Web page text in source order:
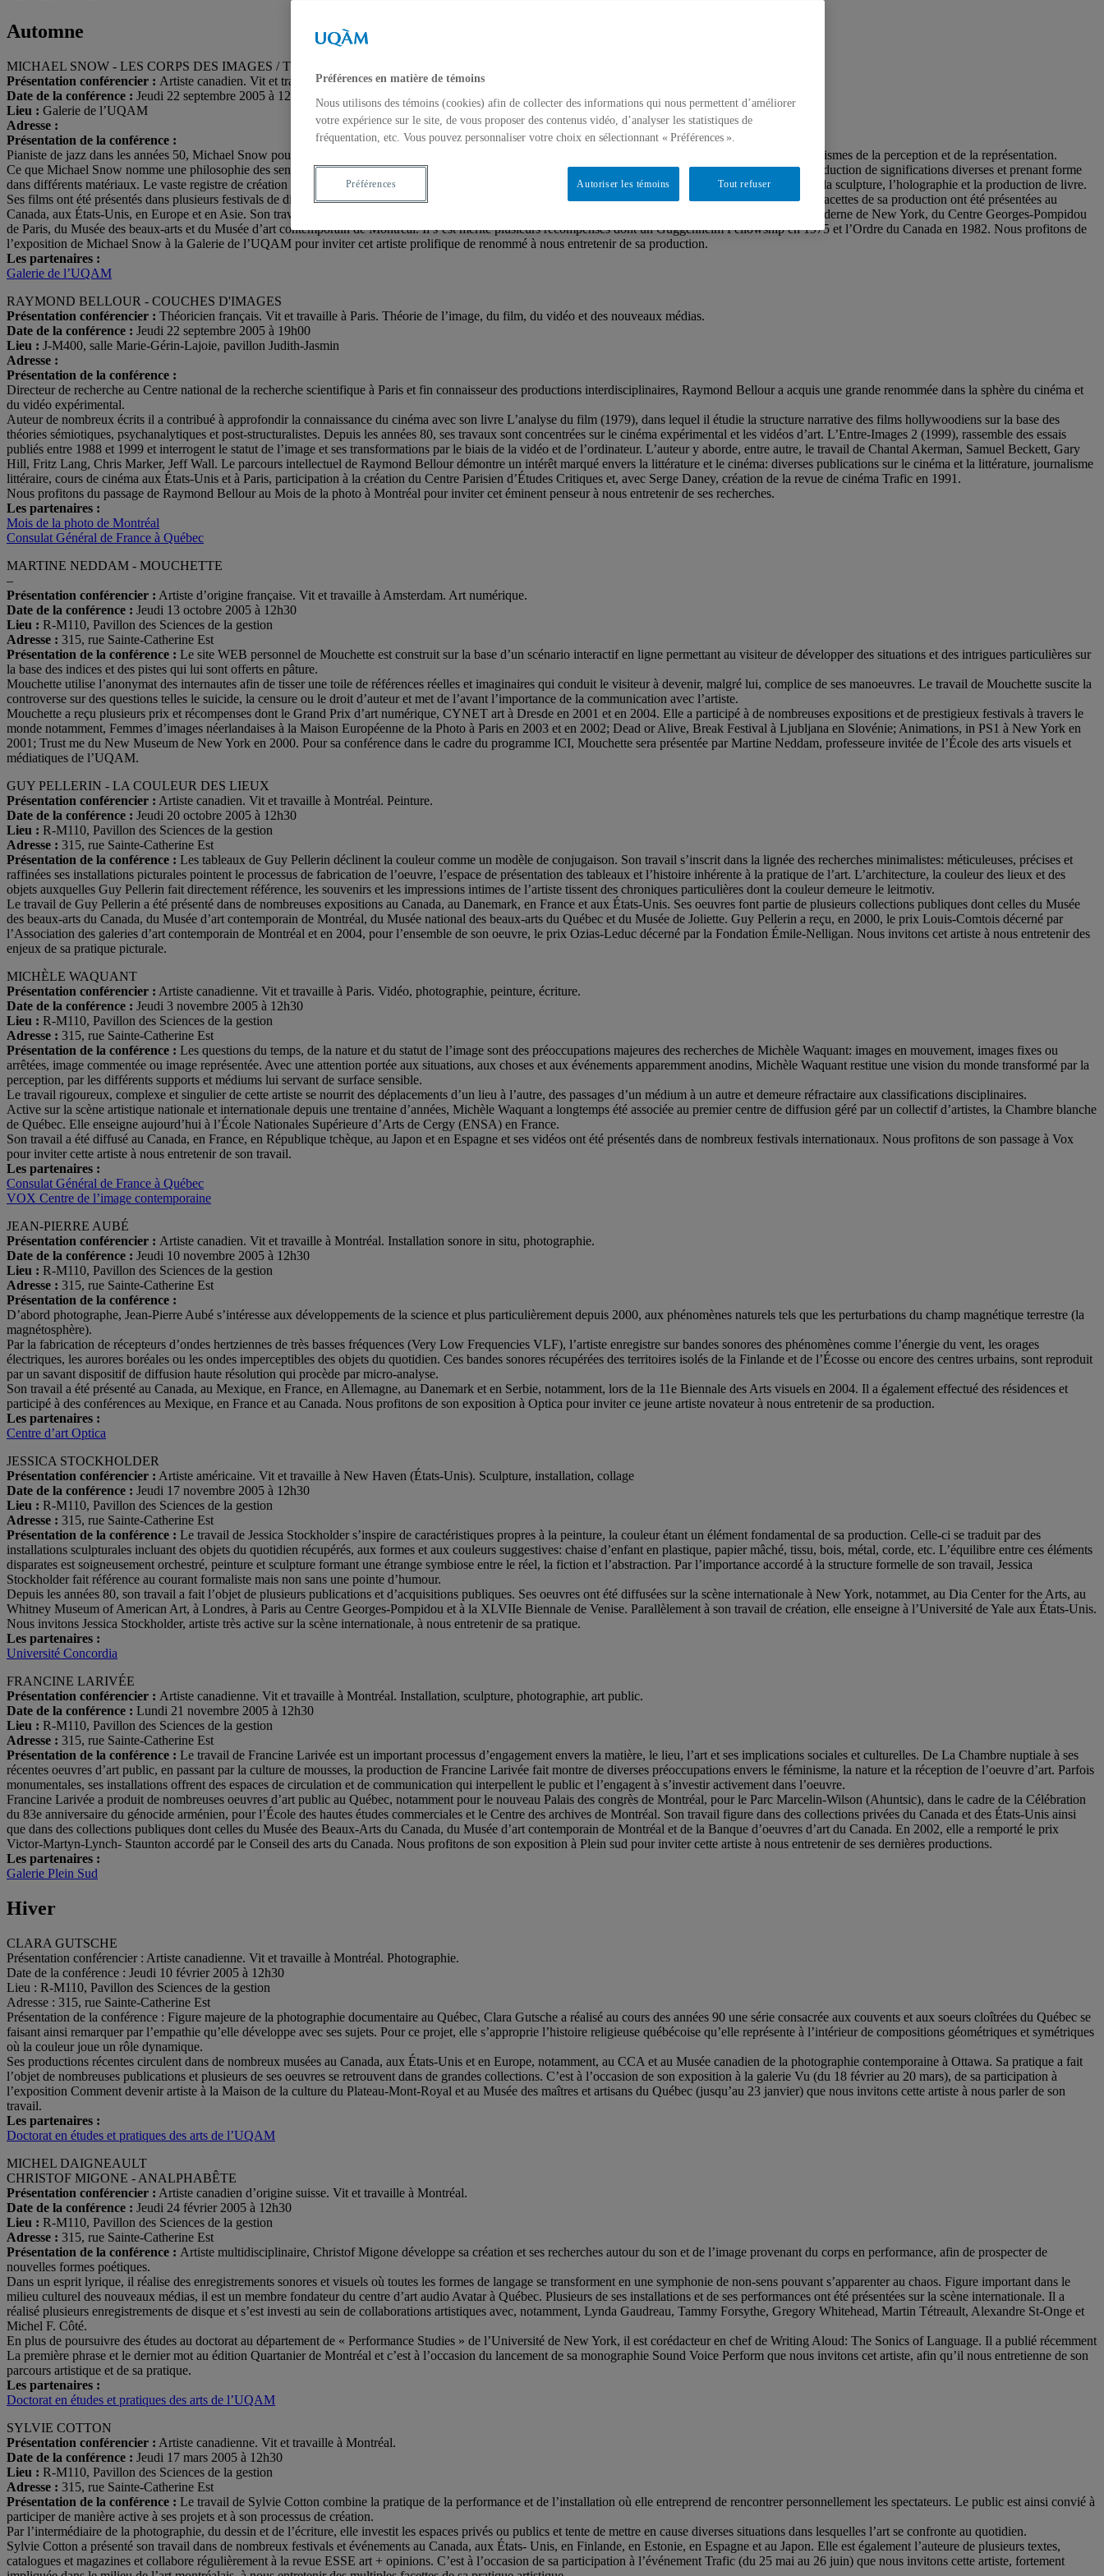
Automne
MICHAEL SNOW - LES CORPS DES IMAGES / THE BODIES OF IMAGES
Présentation conférencier : Artiste canadien. Vit et travaille à Toronto.
Date de la conférence : Jeudi 22 septembre 2005 à 12h30
Lieu : Galerie de l’UQAM
Adresse :
Présentation de la conférence :
Pianiste de jazz dans les années 50, Michael Snow poursuit un cheminement artistique qui n’a de cesse de questionner les disciplines traditionnelles, les mécanismes de la perception et de la représentation.
Ce que Michael Snow nomme une philosophie des sens le conduit à approfondir des idées au moyen d’un ensemble de médiums visant la découverte et la production de significations diverses et prenant forme
dans différents matériaux. Le vaste registre de création de Michael Snow en fait un artiste versatile abordant sans complexe la musique, le cinéma, la peinture, la sculpture, l’holographie et la production de livre.
Ses films ont été présentés dans plusieurs festivals de différents pays et font partie de grandes collections d’archives de films. Des rétrospectives des multiples facettes de sa production ont été présentées au
Canada, aux États-Unis, en Europe et en Asie. Son travail fait partie de collections publiques et privées du monde entier, notamment, celles du Musée d’art moderne de New York, du Centre Georges-Pompidou
de Paris, du Musée des beaux-arts et du Musée d’art contemporain de Montréal. Il s’est mérité plusieurs récompenses dont un Guggenheim Fellowship en 1975 et l’Ordre du Canada en 1982. Nous profitons de
l’exposition de Michael Snow à la Galerie de l’UQAM pour inviter cet artiste prolifique de renommé à nous entretenir de sa production.
Les partenaires :
Galerie de l’UQAM
RAYMOND BELLOUR - COUCHES D'IMAGES
Présentation conférencier : Théoricien français. Vit et travaille à Paris. Théorie de l’image, du film, du vidéo et des nouveaux médias.
Date de la conférence : Jeudi 22 septembre 2005 à 19h00
Lieu : J-M400, salle Marie-Gérin-Lajoie, pavillon Judith-Jasmin
Adresse :
Présentation de la conférence :
Directeur de recherche au Centre national de la recherche scientifique à Paris et fin connaisseur des productions interdisciplinaires, Raymond Bellour a acquis une grande renommée dans la sphère du cinéma et
du vidéo expérimental.
Auteur de nombreux écrits il a contribué à approfondir la connaissance du cinéma avec son livre L’analyse du film (1979), dans lequel il étudie la structure narrative des films hollywoodiens sur la base des
théories sémiotiques, psychanalytiques et post-structuralistes. Depuis les années 80, ses travaux sont concentrées sur le cinéma expérimental et les vidéos d’art. L’Entre-Images 2 (1999), rassemble des essais
publiés entre 1988 et 1999 et interrogent le statut de l’image et ses transformations par le biais de la vidéo et de l’ordinateur. L’auteur y aborde, entre autre, le travail de Chantal Akerman, Samuel Beckett, Gary
Hill, Fritz Lang, Chris Marker, Jeff Wall. Le parcours intellectuel de Raymond Bellour démontre un intérêt marqué envers la littérature et le cinéma: diverses publications sur le cinéma et la littérature, journalisme
littéraire, cours de cinéma aux États-Unis et à Paris, participation à la création du Centre Parisien d’Études Critiques et, avec Serge Daney, création de la revue de cinéma Trafic en 1991.
Nous profitons du passage de Raymond Bellour au Mois de la photo à Montréal pour inviter cet éminent penseur à nous entretenir de ses recherches.
Les partenaires :
Mois de la photo de Montréal
Consulat Général de France à Québec
MARTINE NEDDAM - MOUCHETTE
–
Présentation conférencier : Artiste d’origine française. Vit et travaille à Amsterdam. Art numérique.
Date de la conférence : Jeudi 13 octobre 2005 à 12h30
Lieu : R-M110, Pavillon des Sciences de la gestion
Adresse : 315, rue Sainte-Catherine Est
Présentation de la conférence : Le site WEB personnel de Mouchette est construit sur la base d’un scénario interactif en ligne permettant au visiteur de développer des situations et des intrigues particulières sur
la base des indices et des pistes qui lui sont offerts en pâture.
Mouchette utilise l’anonymat des internautes afin de tisser une toile de références réelles et imaginaires qui conduit le visiteur à devenir, malgré lui, complice de ses manoeuvres. Le travail de Mouchette suscite la
controverse sur des questions telles le suicide, la censure ou le droit d’auteur et met de l’avant l’importance de la communication avec l’artiste.
Mouchette a reçu plusieurs prix et récompenses dont le Grand Prix d’art numérique, CYNET art à Dresde en 2001 et en 2004. Elle a participé à de nombreuses expositions et de prestigieux festivals à travers le
monde notamment, Femmes d’images néerlandaises à la Maison Européenne de la Photo à Paris en 2003 et en 2002; Dead or Alive, Break Festival à Ljubljana en Slovénie; Animations, in PS1 à New York en
2001; Trust me du New Museum de New York en 2000. Pour sa conférence dans le cadre du programme ICI, Mouchette sera présentée par Martine Neddam, professeure invitée de l’École des arts visuels et
médiatiques de l’UQAM.
GUY PELLERIN - LA COULEUR DES LIEUX
Présentation conférencier : Artiste canadien. Vit et travaille à Montréal. Peinture.
Date de la conférence : Jeudi 20 octobre 2005 à 12h30
Lieu : R-M110, Pavillon des Sciences de la gestion
Adresse : 315, rue Sainte-Catherine Est
Présentation de la conférence : Les tableaux de Guy Pellerin déclinent la couleur comme un modèle de conjugaison. Son travail s’inscrit dans la lignée des recherches minimalistes: méticuleuses, précises et
raffinées ses installations picturales pointent le processus de fabrication de l’oeuvre, l’espace de présentation des tableaux et l’histoire inhérente à la pratique de l’art. L’architecture, la couleur des lieux et des
objets auxquelles Guy Pellerin fait directement référence, les souvenirs et les impressions intimes de l’artiste tissent des chroniques particulières dont la couleur demeure le leitmotiv.
Le travail de Guy Pellerin a été présenté dans de nombreuses expositions au Canada, au Danemark, en France et aux États-Unis. Ses oeuvres font partie de plusieurs collections publiques dont celles du Musée
des beaux-arts du Canada, du Musée d’art contemporain de Montréal, du Musée national des beaux-arts du Québec et du Musée de Joliette. Guy Pellerin a reçu, en 2000, le prix Louis-Comtois décerné par
l’Association des galeries d’art contemporain de Montréal et en 2004, pour l’ensemble de son oeuvre, le prix Ozias-Leduc décerné par la Fondation Émile-Nelligan. Nous invitons cet artiste à nous entretenir des
enjeux de sa pratique picturale.
MICHÈLE WAQUANT
Présentation conférencier : Artiste canadienne. Vit et travaille à Paris. Vidéo, photographie, peinture, écriture.
Date de la conférence : Jeudi 3 novembre 2005 à 12h30
Lieu : R-M110, Pavillon des Sciences de la gestion
Adresse : 315, rue Sainte-Catherine Est
Présentation de la conférence : Les questions du temps, de la nature et du statut de l’image sont des préoccupations majeures des recherches de Michèle Waquant: images en mouvement, images fixes ou
arrêtées, image commentée ou image représentée. Avec une attention portée aux situations, aux choses et aux événements apparemment anodins, Michèle Waquant restitue une vision du monde transformé par la
perception, par les différents supports et médiums lui servant de surface sensible.
Le travail rigoureux, complexe et singulier de cette artiste se nourrit des déplacements d’un lieu à l’autre, des passages d’un médium à un autre et demeure réfractaire aux classifications disciplinaires.
Active sur la scène artistique nationale et internationale depuis une trentaine d’années, Michèle Waquant a longtemps été associée au premier centre de diffusion géré par un collectif d’artistes, la Chambre blanche
de Québec. Elle enseigne aujourd’hui à l’École Nationales Supérieure d’Arts de Cergy (ENSA) en France.
Son travail a été diffusé au Canada, en France, en République tchèque, au Japon et en Espagne et ses vidéos ont été présentés dans de nombreux festivals internationaux. Nous profitons de son passage à Vox
pour inviter cette artiste à nous entretenir de son travail.
Les partenaires :
Consulat Général de France à Québec
VOX Centre de l’image contemporaine
JEAN-PIERRE AUBÉ
Présentation conférencier : Artiste canadien. Vit et travaille à Montréal. Installation sonore in situ, photographie.
Date de la conférence : Jeudi 10 novembre 2005 à 12h30
Lieu : R-M110, Pavillon des Sciences de la gestion
Adresse : 315, rue Sainte-Catherine Est
Présentation de la conférence :
D’abord photographe, Jean-Pierre Aubé s’intéresse aux développements de la science et plus particulièrement depuis 2000, aux phénomènes naturels tels que les perturbations du champ magnétique terrestre (la
magnétosphère).
Par la fabrication de récepteurs d’ondes hertziennes de très basses fréquences (Very Low Frequencies VLF), l’artiste enregistre sur bandes sonores des phénomènes comme l’énergie du vent, les orages
électriques, les aurores boréales ou les ondes imperceptibles des objets du quotidien. Ces bandes sonores récupérées des territoires isolés de la Finlande et de l’Écosse ou encore des centres urbains, sont reproduit
par un savant dispositif de diffusion haute résolution qui procède par micro-analyse.
Son travail a été présenté au Canada, au Mexique, en France, en Allemagne, au Danemark et en Serbie, notamment, lors de la 11e Biennale des Arts visuels en 2004. Il a également effectué des résidences et
participé à des conférences au Mexique, en France et au Canada. Nous profitons de son exposition à Optica pour inviter ce jeune artiste novateur à nous entretenir de sa production.
Les partenaires :
Centre d’art Optica
JESSICA STOCKHOLDER
Présentation conférencier : Artiste américaine. Vit et travaille à New Haven (États-Unis). Sculpture, installation, collage
Date de la conférence : Jeudi 17 novembre 2005 à 12h30
Lieu : R-M110, Pavillon des Sciences de la gestion
Adresse : 315, rue Sainte-Catherine Est
Présentation de la conférence : Le travail de Jessica Stockholder s’inspire de caractéristiques propres à la peinture, la couleur étant un élément fondamental de sa production. Celle-ci se traduit par des
installations sculpturales incluant des objets du quotidien récupérés, aux formes et aux couleurs suggestives: chaise d’enfant en plastique, papier mâché, tissu, bois, métal, corde, etc. L’équilibre entre ces éléments
disparates est soigneusement orchestré, peinture et sculpture formant une étrange symbiose entre le réel, la fiction et l’abstraction. Par l’importance accordé à la structure formelle de son travail, Jessica
Stockholder fait référence au courant formaliste mais non sans une pointe d’humour.
Depuis les années 80, son travail a fait l’objet de plusieurs publications et d’acquisitions publiques. Ses oeuvres ont été diffusées sur la scène internationale à New York, notammet, au Dia Center for the Arts, au
Whitney Museum of American Art, à Londres, à Paris au Centre Georges-Pompidou et à la XLVIIe Biennale de Venise. Parallèlement à son travail de création, elle enseigne à l’Université de Yale aux États-Unis.
Nous invitons Jessica Stockholder, artiste très active sur la scène internationale, à nous entretenir de sa pratique.
Les partenaires :
Université Concordia
FRANCINE LARIVÉE
Présentation conférencier : Artiste canadienne. Vit et travaille à Montréal. Installation, sculpture, photographie, art public.
Date de la conférence : Lundi 21 novembre 2005 à 12h30
Lieu : R-M110, Pavillon des Sciences de la gestion
Adresse : 315, rue Sainte-Catherine Est
Présentation de la conférence : Le travail de Francine Larivée est un important processus d’engagement envers la matière, le lieu, l’art et ses implications sociales et culturelles. De La Chambre nuptiale à ses
récentes oeuvres d’art public, en passant par la culture de mousses, la production de Francine Larivée fait montre de diverses préoccupations envers le féminisme, la nature et la réception de l’oeuvre d’art. Parfois
monumentales, ses installations offrent des espaces de circulation et de communication qui interpellent le public et l’engagent à s’investir activement dans l’oeuvre.
Francine Larivée a produit de nombreuses oeuvres d’art public au Québec, notamment pour le nouveau Palais des congrès de Montréal, pour le Parc Marcelin-Wilson (Ahuntsic), dans le cadre de la Célébration
du 83e anniversaire du génocide arménien, pour l’École des hautes études commerciales et le Centre des archives de Montréal. Son travail figure dans des collections privées du Canada et des États-Unis ainsi
que dans des collections publiques dont celles du Musée des Beaux-Arts du Canada, du Musée d’art contemporain de Montréal et de la Banque d’oeuvres d’art du Canada. En 2002, elle a remporté le prix
Victor-Martyn-Lynch- Staunton accordé par le Conseil des arts du Canada. Nous profitons de son exposition à Plein sud pour inviter cette artiste à nous entretenir de ses dernières productions.
Les partenaires :
Galerie Plein Sud
Hiver
CLARA GUTSCHE
Présentation conférencier : Artiste canadienne. Vit et travaille à Montréal. Photographie.
Date de la conférence : Jeudi 10 février 2005 à 12h30
Lieu : R-M110, Pavillon des Sciences de la gestion
Adresse : 315, rue Sainte-Catherine Est
Présentation de la conférence : Figure majeure de la photographie documentaire au Québec, Clara Gutsche a réalisé au cours des années 90 une série consacrée aux couvents et aux soeurs cloîtrées du Québec se
faisant ainsi remarquer par l’empathie qu’elle développe avec ses sujets. Pour ce projet, elle s’approprie l’histoire religieuse québécoise qu’elle représente à l’intérieur de compositions géométriques et symétriques
où la couleur joue un rôle dynamique.
Ses productions récentes circulent dans de nombreux musées au Canada, aux États-Unis et en Europe, notamment, au CCA et au Musée canadien de la photographie contemporaine à Ottawa. Sa pratique a fait
l’objet de nombreuses publications et plusieurs de ses oeuvres se retrouvent dans de grandes collections. C’est à l’occasion de son exposition à la galerie Vu (du 18 février au 20 mars), de sa participation à
l’exposition Comment devenir artiste à la Maison de la culture du Plateau-Mont-Royal et au Musée des maîtres et artisans du Québec (jusqu’au 23 janvier) que nous invitons cette artiste à nous parler de son
travail.
Les partenaires :
Doctorat en études et pratiques des arts de l’UQAM
MICHEL DAIGNEAULT
CHRISTOF MIGONE - ANALPHABÊTE
Présentation conférencier : Artiste canadien d’origine suisse. Vit et travaille à Montréal.
Date de la conférence : Jeudi 24 février 2005 à 12h30
Lieu : R-M110, Pavillon des Sciences de la gestion
Adresse : 315, rue Sainte-Catherine Est
Présentation de la conférence : Artiste multidisciplinaire, Christof Migone développe sa création et ses recherches autour du son et de l’image provenant du corps en performance, afin de prospecter de
nouvelles formes poétiques.
Dans un esprit lyrique, il réalise des enregistrements sonores et visuels où toutes les formes de langage se transforment en une symphonie de non-sens pouvant s’apparenter au chaos. Figure important dans le
milieu culturel des nouveaux médias, il est un membre fondateur du centre d’art audio Avatar à Québec. Plusieurs de ses installations et de ses performances ont été présentées sur la scène internationale. Il a
réalisé plusieurs enregistrements de disque et s’est investi au sein de collaborations artistiques avec, notamment, Lynda Gaudreau, Tammy Forsythe, Gregory Whitehead, Martin Tétreault, Alexandre St-Onge et
Michel F. Côté.
En plus de poursuivre des études au doctorat au département de « Performance Studies » de l’Université de New York, il est corédacteur en chef de Writing Aloud: The Sonics of Language. Il a publié récemment
La première phrase et le dernier mot au édition Quartanier de Montréal et c’est à l’occasion du lancement de sa monographie Sound Voice Perform que nous invitons cet artiste, afin qu’il nous entretienne de son
parcours artistique et de sa pratique.
Les partenaires :
Doctorat en études et pratiques des arts de l’UQAM
SYLVIE COTTON
Présentation conférencier : Artiste canadienne. Vit et travaille à Montréal.
Date de la conférence : Jeudi 17 mars 2005 à 12h30
Lieu : R-M110, Pavillon des Sciences de la gestion
Adresse : 315, rue Sainte-Catherine Est
Présentation de la conférence : Le travail de Sylvie Cotton combine la pratique de la performance et de l’installation où elle entreprend de rencontrer personnellement les spectateurs. Le public est ainsi convié à
participer de manière active à ses projets et à son processus de création.
Par l’intermédiaire de la photographie, du dessin et de l’écriture, elle investit les espaces privés ou publics et tente de mettre en cause diverses situations dans lesquelles l’art se confronte au quotidien.
Sylvie Cotton a présenté son travail dans de nombreux festivals et événements au Canada, aux États- Unis, en Finlande, en Estonie, en Espagne et au Japon. Elle est également l’auteure de plusieurs textes,
catalogues et magazines et collabore régulièrement à la revue ESSE art + opinions. C’est à l’occasion de sa participation à l’événement Trafic (du 25 mai au 26 juin) que nous invitons cette artiste, fortement
Préférences en matière de témoins
Nous utilisons des témoins (cookies) afin de collecter des informations qui nous permettent d’améliorer
votre expérience sur le site, de vous proposer des contenus vidéo, d’analyser les statistiques de
fréquentation, etc. Vous pouvez personnaliser votre choix en sélectionnant « Préférences ».
Tout refuser
Autoriser les témoins
Préférences